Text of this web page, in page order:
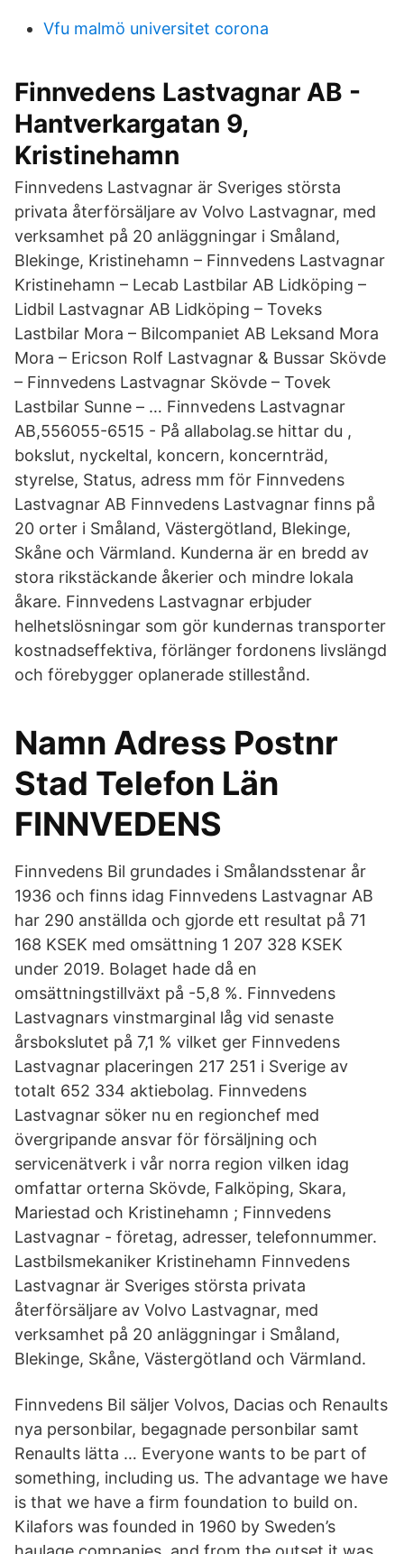
Vfu malmö universitet corona
Finnvedens Lastvagnar AB -
Hantverkargatan 9,
Kristinehamn
Finnvedens Lastvagnar är Sveriges största
privata återförsäljare av Volvo Lastvagnar, med
verksamhet på 20 anläggningar i Småland,
Blekinge, Kristinehamn – Finnvedens Lastvagnar
Kristinehamn – Lecab Lastbilar AB Lidköping –
Lidbil Lastvagnar AB Lidköping – Toveks
Lastbilar Mora – Bilcompaniet AB Leksand Mora
Mora – Ericson Rolf Lastvagnar & Bussar Skövde
– Finnvedens Lastvagnar Skövde – Tovek
Lastbilar Sunne – … Finnvedens Lastvagnar
AB,556055-6515 - På allabolag.se hittar du ,
bokslut, nyckeltal, koncern, koncernträd,
styrelse, Status, adress mm för Finnvedens
Lastvagnar AB Finnvedens Lastvagnar finns på
20 orter i Småland, Västergötland, Blekinge,
Skåne och Värmland. Kunderna är en bredd av
stora rikstäckande åkerier och mindre lokala
åkare. Finnvedens Lastvagnar erbjuder
helhetslösningar som gör kundernas transporter
kostnadseffektiva, förlänger fordonens livslängd
och förebygger oplanerade stillestånd.
Namn Adress Postnr
Stad Telefon Län
FINNVEDENS
Finnvedens Bil grundades i Smålandsstenar år
1936 och finns idag Finnvedens Lastvagnar AB
har 290 anställda och gjorde ett resultat på 71
168 KSEK med omsättning 1 207 328 KSEK
under 2019. Bolaget hade då en
omsättningstillväxt på -5,8 %. Finnvedens
Lastvagnars vinstmarginal låg vid senaste
årsbokslutet på 7,1 % vilket ger Finnvedens
Lastvagnar placeringen 217 251 i Sverige av
totalt 652 334 aktiebolag. Finnvedens
Lastvagnar söker nu en regionchef med
övergripande ansvar för försäljning och
servicenätverk i vår norra region vilken idag
omfattar orterna Skövde, Falköping, Skara,
Mariestad och Kristinehamn ; Finnvedens
Lastvagnar - företag, adresser, telefonnummer.
Lastbilsmekaniker Kristinehamn Finnvedens
Lastvagnar är Sveriges största privata
återförsäljare av Volvo Lastvagnar, med
verksamhet på 20 anläggningar i Småland,
Blekinge, Skåne, Västergötland och Värmland.
Finnvedens Bil säljer Volvos, Dacias och Renaults
nya personbilar, begagnade personbilar samt
Renaults lätta … Everyone wants to be part of
something, including us. The advantage we have
is that we have a firm foundation to build on.
Kilafors was founded in 1960 by Sweden’s